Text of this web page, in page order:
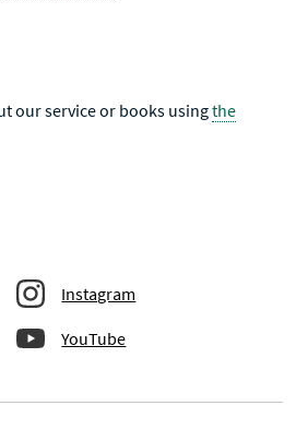
our service or books usingthe
Instagram
YouTube